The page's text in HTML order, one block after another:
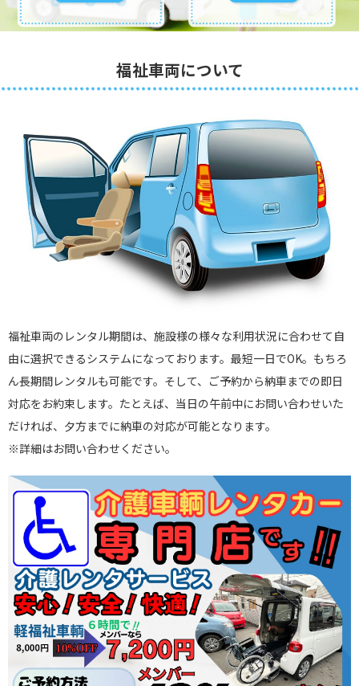
福祉車両について
福祉車両のレンタル期間は、施設様の様々な利用状況に合わせて自
由に選択できるシステムになっております。最短一日でOK。もちろ
ん長期間レンタルも可能です。そして、ご予約から納車までの即日
対応をお約束します。たとえば、当日の午前中にお問い合わせいた
だければ、夕方までに納車の対応が可能となります。
※詳細はお問い合わせください。